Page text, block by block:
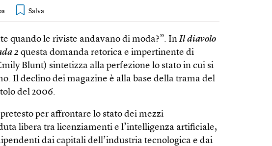
quando le riviste andavano di moda?”. InIl diavolo
2 questa domanda retorica e impertinente di
Blunt) sintetizza alla perfezione lo stato in cui si
Il declino dei magazine è alla base della trama del
del 2006.
per affrontare lo stato dei mezzi
libera tra licenziamenti e l’intelligenza artificiale,
dai capitali dell’industria tecnologica e dai